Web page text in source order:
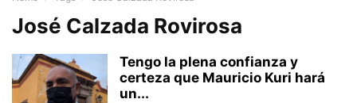
José Calzada Rovirosa
Tengo la plena confianza y
certeza que Mauricio Kuri hará
un...